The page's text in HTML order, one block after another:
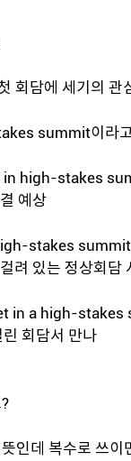
회담에 세기의 관
summit이라
high-stakes
예상
stakes
려 있는 정상회담
in a high-stakes
회담서 만나
인데 복수로 쓰